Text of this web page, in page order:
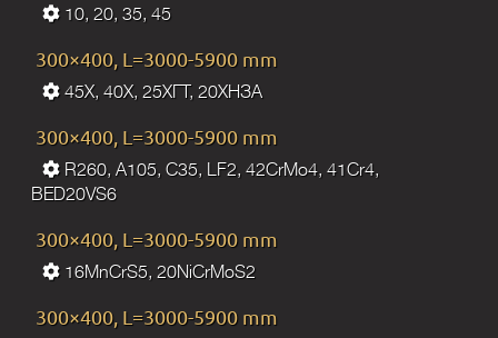
10, 20, 35, 45
300×400, L=3000-5900 mm
45Х, 40Х, 25ХГТ, 20ХНЗА
300×400, L=3000-5900 mm
R260, A105, C35, LF2, 42CrMo4, 41Cr4,
BED20VS6
300×400, L=3000-5900 mm
16MnCrS5, 20NiCrMoS2
300×400, L=3000-5900 mm